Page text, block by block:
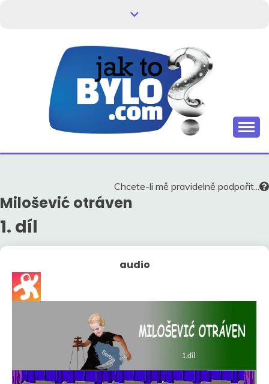
HISTORIE V
SOUVISLOSTECH
Chcete-li mě pravidelně podpořit...
Milošević otráven
1. díl
audio